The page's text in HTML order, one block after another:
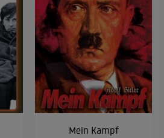
Mein Kampf